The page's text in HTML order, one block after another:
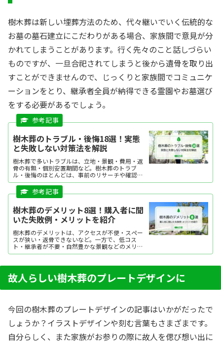
樹木葬は新しい埋葬方法のため、代々継いでいく伝統的な
お墓の墓石建立にこだわりがある場合、家族間で意見が分
かれてしまうことがあります。行く先々のこと話しづらい
ものですが、一旦合祀されてしまうと後から遺骨を取り出
すことができませんので、じっくりと家族間でコミュニケ
ーションをとり、継承者全員が納得できる霊園やお墓選び
をする必要があるでしょう。
樹木葬のトラブル・後悔18選！実態
と失敗しない対策法を解説
樹木葬で多いトラブルは、立地・景観・費用・返
骨の有無・個別安置期間など。樹木葬のトラブ
ル・後悔のほとんどは、事前のリサーチや確認不
足が原因です。ここでは、樹木葬のトラブル例や
実態、後悔しないための対策を解説します。
樹木葬のデメリット8選！購入者に聞
いた失敗例・メリットを紹介
樹木葬のデメリットは、アクセスが不便・スペー
スが狭い・返骨できないなど。一方で、低コス
ト・継承者が不要・自然豊かな景観などのメリッ
トもあります。ここでは、実際に樹木葬を購入し
ットを紹介します。
故人らしい樹木葬のプレートデザインに
今回の樹木葬のプレートデザインの記事はいかがだったで
しょうか？イラストデザインや刻む言葉もさまざまです。
自分らしく、また家族がお参りの際に故人を偲び想い出に